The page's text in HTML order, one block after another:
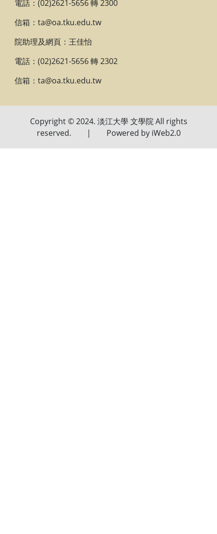
電話：(02)2621-5656 轉 2300
信箱：ta@oa.tku.edu.tw
院助理及網頁：王佳怡
電話：(02)2621-5656 轉 2302
信箱：ta@oa.tku.edu.tw
Copyright © 2024. 淡江大學 文學院 All rights
reserved. | Powered by iWeb2.0